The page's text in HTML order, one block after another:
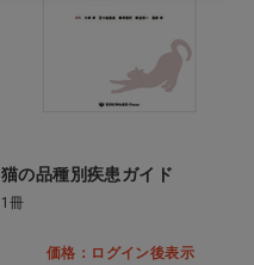
猫の品種別疾患ガイド
1冊
価格：ログイン後表示